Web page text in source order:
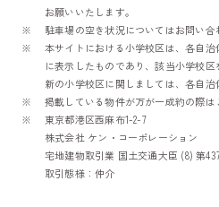
お願いいたします。
駐車場の空き状況についてはお問い合
本サイトにおける小学校区は、各自
に表示したものであり、該当小学校
新の小学校区に関しましては、各自治
掲載している物件が万が一成約の際は
東京都港区西麻布1-2-7
株式会社 ケン・コーポレーション
宅地建物取引業 国土交通大臣 (8) 第
取引態様：仲介